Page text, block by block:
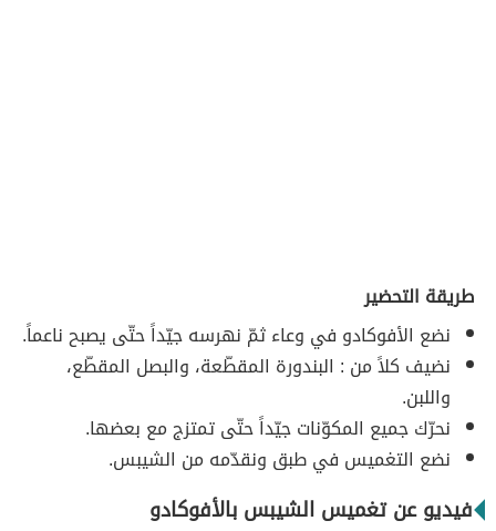
طريقة التحضير
نضع الأفوكادو في وعاء ثمّ نهرسه جيّداً حتّى يصبح ناعماً.
نضيف كلاً من : البندورة المقطّعة، والبصل المقطّع،
واللبن.
نحرّك جميع المكوّنات جيّداً حتّى تمتزج مع بعضها.
نضع التغميس في طبق ونقدّمه من الشيبس.
فيديو عن تغميس الشيبس بالأفوكادو